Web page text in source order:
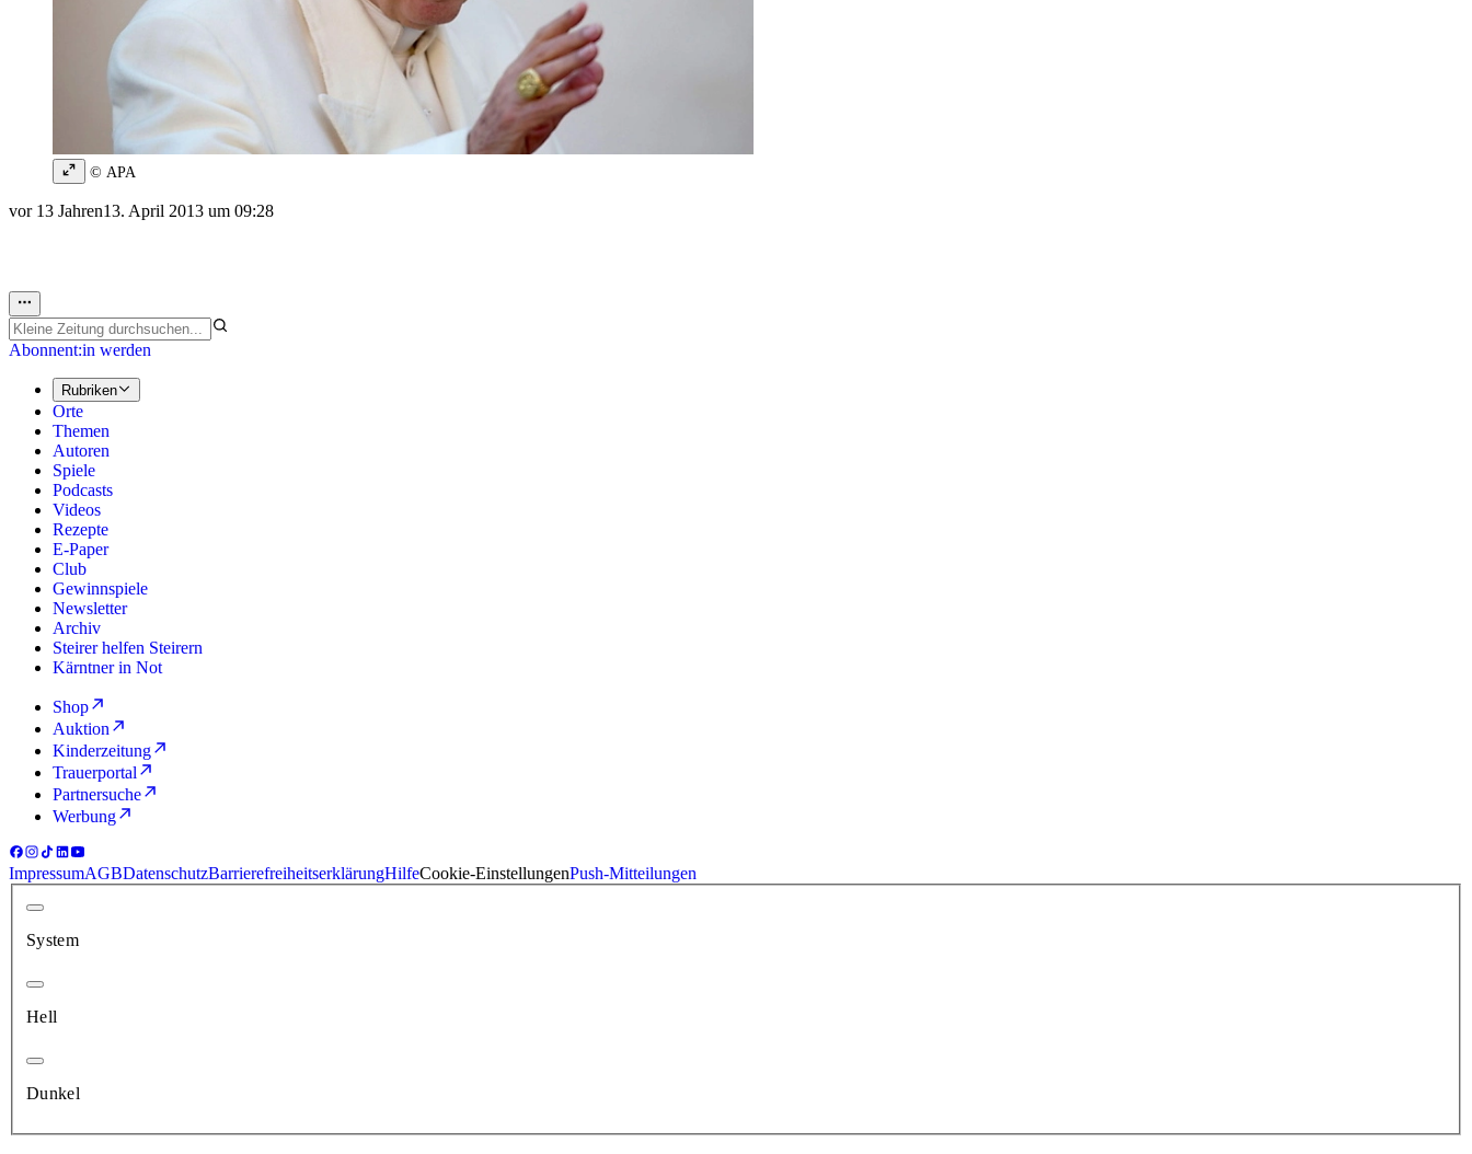
© APA
vor 13 Jahren13. April 2013 um 09:28
Abonnent:in werden
Rubriken
Orte
Themen
Autoren
Spiele
Podcasts
Videos
Rezepte
E-Paper
Club
Gewinnspiele
Newsletter
Archiv
Steirer helfen Steirern
Kärntner in Not
Shop
Auktion
Kinderzeitung
Trauerportal
Partnersuche
Werbung
ImpressumAGBDatenschutzBarrierefreiheitserklärungHilfeCookie-EinstellungenPush-Mitteilungen
System
Hell
Dunkel